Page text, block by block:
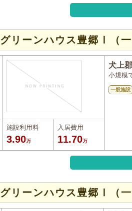
グリーンハウス豊郷Ⅰ（一
犬上
小規模
一般施設
施設利用料
3.90万
入居費用
11.70万
グリーンハウス豊郷Ⅰ（一